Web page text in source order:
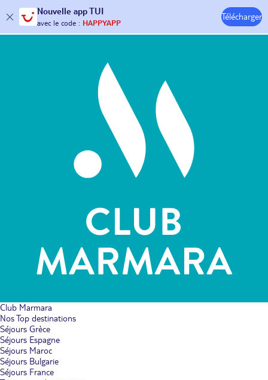
Nouvelle app TUI
30€ offerts*sur votrevoyage !
avec le code :HAPPYAPP
Télécharger
Hôtels & Clubs
Club Marmara
Nos Top destinations
Séjours Grèce
Séjours Espagne
Séjours Maroc
Séjours Bulgarie
Séjours France